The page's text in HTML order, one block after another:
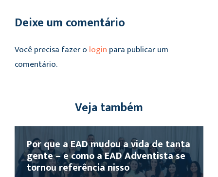
Deixe um comentário
Você precisa fazer o login para publicar um
comentário.
Veja também
Por que a EAD mudou a vida de tanta
gente – e como a EAD Adventista se
tornou referência nisso